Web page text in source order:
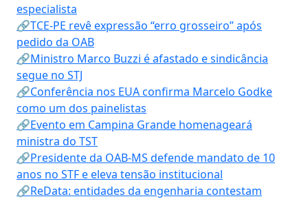
especialista
🔗TCE-PE revê expressão “erro grosseiro” após
pedido da OAB
🔗Ministro Marco Buzzi é afastado e sindicância
segue no STJ
🔗Conferência nos EUA confirma Marcelo Godke
como um dos painelistas
🔗Evento em Campina Grande homenageará
ministra do TST
🔗Presidente da OAB-MS defende mandato de 10
anos no STF e eleva tensão institucional
🔗ReData: entidades da engenharia contestam